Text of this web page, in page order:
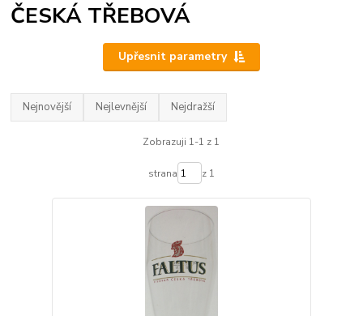
ČESKÁ TŘEBOVÁ
Upřesnit parametry
Nejnovější Nejlevnější Nejdražší
Zobrazuji 1-1 z 1
strana z 1